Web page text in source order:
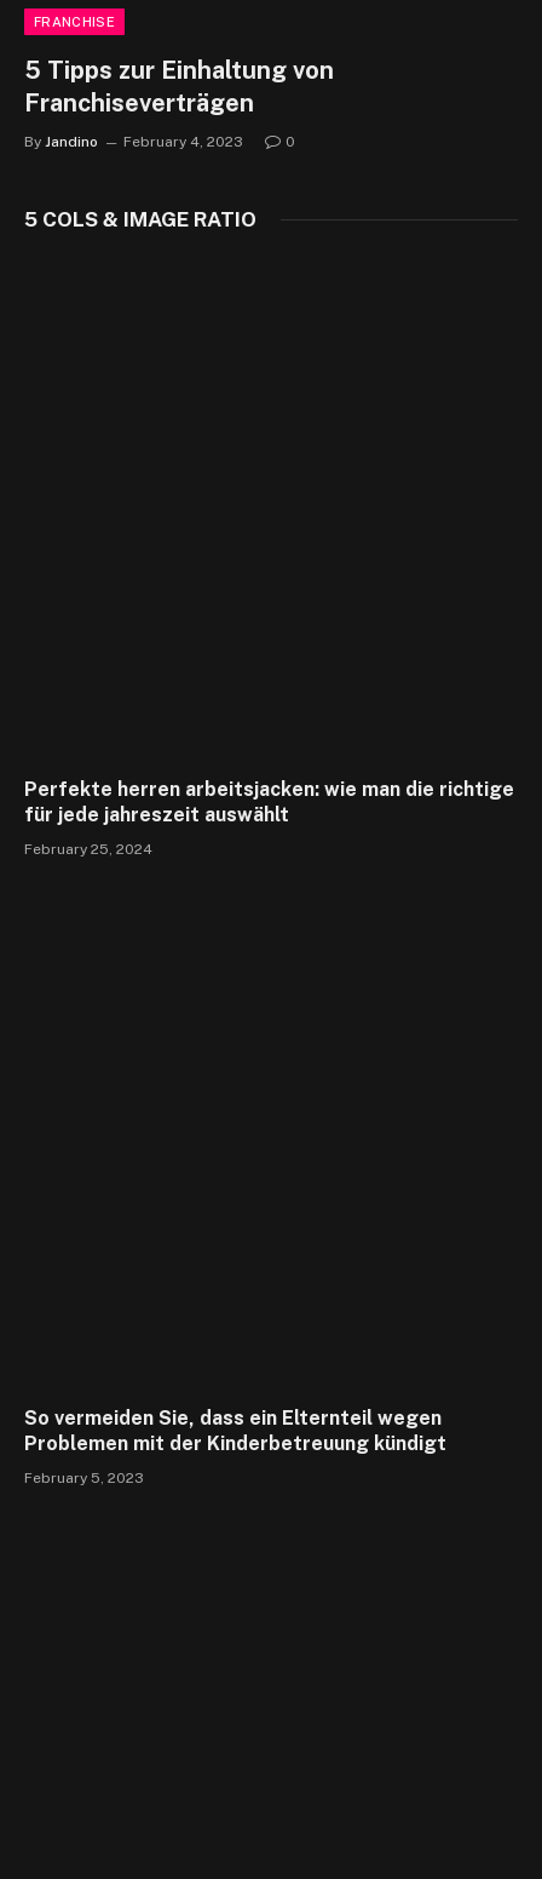
FRANCHISE
5 Tipps zur Einhaltung von
Franchiseverträgen
By Jandino February 4, 2023 0
5 COLS & IMAGE RATIO
Perfekte herren arbeitsjacken: wie man die richtige
für jede jahreszeit auswählt
February 25, 2024
So vermeiden Sie, dass ein Elternteil wegen
Problemen mit der Kinderbetreuung kündigt
February 5, 2023